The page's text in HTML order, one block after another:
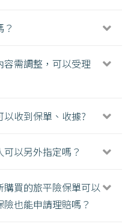
需調整，可以受理
收到保單、收據?
以另外指定嗎？
買的旅平險保單可以
也能申請理賠嗎？